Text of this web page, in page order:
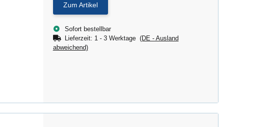
Zum Artikel
Sofort bestellbar
Lieferzeit: 1 - 3 Werktage (DE - Ausland
abweichend)